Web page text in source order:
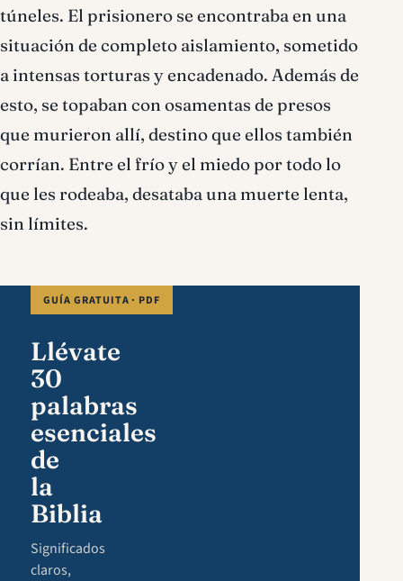
túneles. El prisionero se encontraba en una
situación de completo aislamiento, sometido
a intensas torturas y encadenado. Además de
esto, se topaban con osamentas de presos
que murieron allí, destino que ellos también
corrían. Entre el frío y el miedo por todo lo
que les rodeaba, desataba una muerte lenta,
sin límites.
GUÍA GRATUITA · PDF
Llévate
30
palabras
esenciales
de
la
Biblia
Significados
claros,